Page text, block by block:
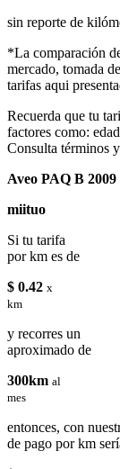
sin reporte de
*La comparación
mercado, tomada
tarifas aqui
Recuerda que tu
factores como:
Consulta términos
Aveo PAQ B 2009
miituo
Si tu tarifa
por km es de
$ 0.42 x
km
y recorres un
aproximado de
300km al
mes
entonces, con
de pago por km